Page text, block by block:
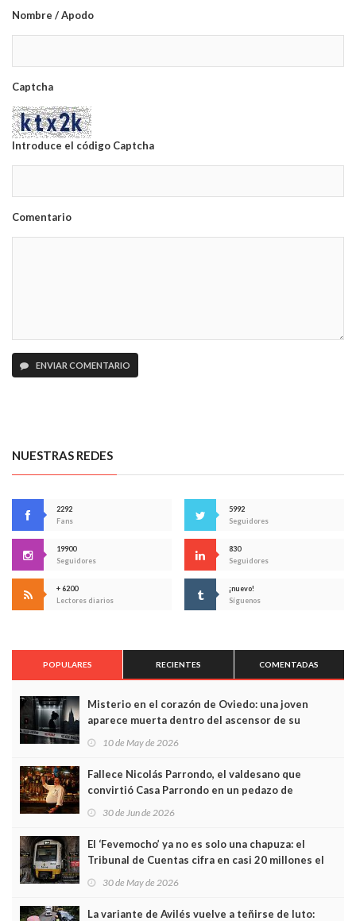
Nombre / Apodo
Captcha
Introduce el código Captcha
Comentario
ENVIAR COMENTARIO
NUESTRAS REDES
2292
Fans
5992
Seguidores
19900
Seguidores
830
Seguidores
+ 6200
Lectores diarios
¡nuevo!
Síguenos
POPULARES RECIENTES COMENTADAS
Misterio en el corazón de Oviedo: una joven
aparece muerta dentro del ascensor de su
edificio y las cámaras captan sus últimos minutos
10 de May de 2026
Fallece Nicolás Parrondo, el valdesano que
convirtió Casa Parrondo en un pedazo de
Asturias en Madrid
30 de Jun de 2026
El ‘Fevemocho’ ya no es solo una chapuza: el
Tribunal de Cuentas cifra en casi 20 millones el
sobrecoste de los trenes que no cabían por los
30 de May de 2026
La variante de Avilés vuelve a teñirse de luto: